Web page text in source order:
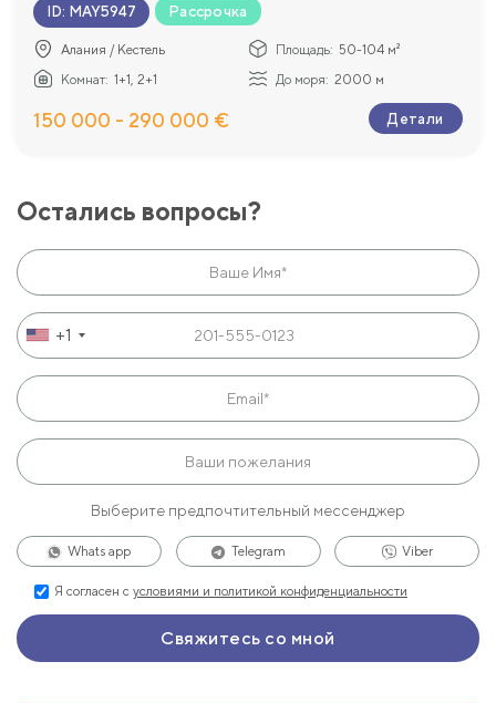
ID: MAY5947 Рассрочка
Алания / Кестель Площадь: 50-104 м²
Комнат: 1+1, 2+1 До моря: 2000 м
150 000 - 290 000 € Детали
Остались вопросы?
+1
Выберите предпочтительный мессенджер
Whats app Telegram Viber
Я согласен с условиями и политикой конфиденциальности